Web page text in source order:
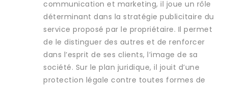
communication et marketing, il joue un rôle
déterminant dans la stratégie publicitaire du
service proposé par le propriétaire. Il permet
de le distinguer des autres et de renforcer
dans l’esprit de ses clients, l’image de sa
société. Sur le plan juridique, il jouit d’une
protection légale contre toutes formes de